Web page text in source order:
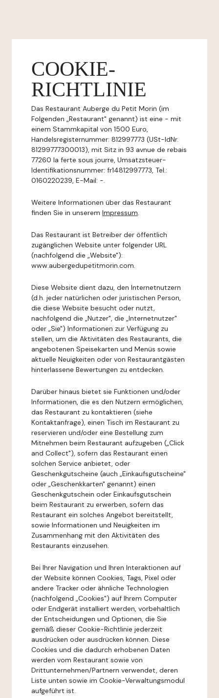
COOKIE-
RICHTLINIE
Das Restaurant Auberge du Petit Morin (im
Folgenden „Restaurant" genannt) ist eine - mit
einem Stammkapital von 1500 Euro,
Handelsregisternummer: 812997773 (USt-IdNr.
81299777300013), mit Sitz in 93 avnue de rebais
77260 la ferte sous jourre, Umsatzsteuer-
Identifikationsnummer: fr14812997773, Tel.:
0160220239, E-Mail: -.
Weitere Informationen über das Restaurant
finden Sie in unserem Impressum.
Das Restaurant ist Betreiber der öffentlich
zugänglichen Website unter folgender URL
(nachfolgend die „Website"):
www.aubergedupetitmorin.com.
Diese Website dient dazu, den Internetnutzern
(d.h. jeder natürlichen oder juristischen Person,
die diese Website besucht oder nutzt,
nachfolgend die „Nutzer", die „Internetnutzer"
oder „Sie") Informationen zur Verfügung zu
stellen, um die Aktivitäten des Restaurants, die
angebotenen Speisekarten und Menüs sowie
aktuelle Neuigkeiten oder von Restaurantgästen
hinterlassene Bewertungen zu entdecken.
Darüber hinaus bietet sie Funktionen und/oder
Informationen, die es den Nutzern ermöglichen,
das Restaurant zu kontaktieren (siehe
Kontaktanfrage), einen Tisch im Restaurant zu
reservieren und/oder eine Bestellung zum
Mitnehmen beim Restaurant aufzugeben („Click
and Collect"), sofern das Restaurant einen
solchen Service anbietet, oder
Geschenkgutscheine (auch „Einkaufsgutscheine"
oder „Geschenkkarten" genannt) einen
Geschenkgutschein oder Einkaufsgutschein
beim Restaurant zu erwerben, sofern das
Restaurant ein solches Angebot bereitstellt,
sowie Informationen und Neuigkeiten im
Zusammenhang mit den Aktivitäten des
Restaurants einzusehen.
Bei Ihrer Navigation und Ihren Interaktionen auf
der Website können Cookies, Tags, Pixel oder
andere Tracker oder ähnliche Technologien
(nachfolgend „Cookies") auf Ihrem Computer
oder Endgerät installiert werden, vorbehaltlich
der Entscheidungen und Optionen, die Sie
gemäß dieser Cookie-Richtlinie jederzeit
ausdrücken oder ausdrücken können. Diese
Cookies und die dadurch erhobenen Daten
werden vom Restaurant sowie von
Drittunternehmen/Partnern verwendet, deren
Liste unten sowie im Cookie-Verwaltungsmodul
aufgeführt ist.